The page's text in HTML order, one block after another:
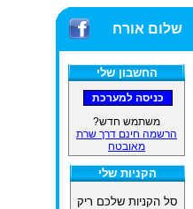
שלום אורח
החשבון שלי
משתמש חדש?
הרשמה חינם דרך שרת
מאובטח
הקניות שלי
סל הקניות שלכם ריק